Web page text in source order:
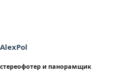
AlexPol
стереофотер и панорамщик